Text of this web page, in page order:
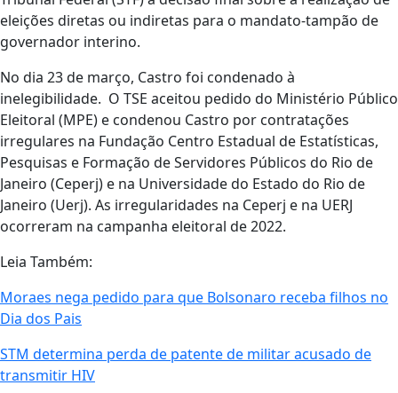
eleições diretas ou indiretas para o mandato-tampão de
governador interino.
No dia 23 de março, Castro foi condenado à
inelegibilidade. O TSE aceitou pedido do Ministério Público
Eleitoral (MPE) e condenou Castro por contratações
irregulares na Fundação Centro Estadual de Estatísticas,
Pesquisas e Formação de Servidores Públicos do Rio de
Janeiro (Ceperj) e na Universidade do Estado do Rio de
Janeiro (Uerj). As irregularidades na Ceperj e na UERJ
ocorreram na campanha eleitoral de 2022.
Leia Também:
Moraes nega pedido para que Bolsonaro receba filhos no
Dia dos Pais
STM determina perda de patente de militar acusado de
transmitir HIV